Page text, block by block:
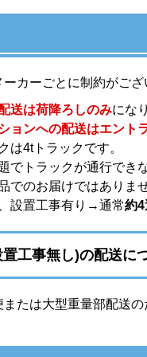
カーごとに制約がござ
送は荷降ろしのみにな
ョンへの配送はエント
は4tトラックです。
でトラックが通行でき
でのお届けではありま
設置工事有り→通常約4
工事無し)の配送に
たは大型重量部配送の